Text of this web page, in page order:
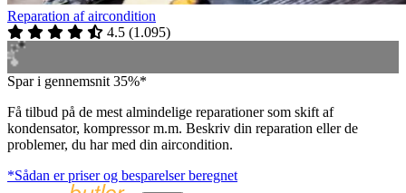
Reparation af aircondition
4.5 (1.095)
Spar i gennemsnit 35%*
Få tilbud på de mest almindelige reparationer som skift af
kondensator, kompressor m.m. Beskriv din reparation eller de
problemer, du har med din aircondition.
*Sådan er priser og besparelser beregnet